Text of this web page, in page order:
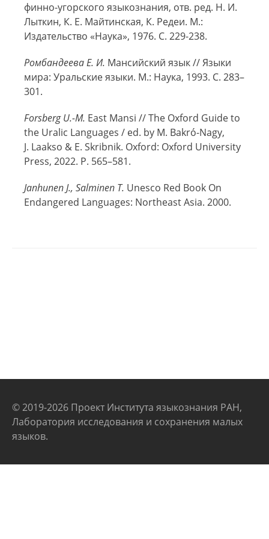
финно-угорского языкознания, отв. ред. Н. И.
Лыткин, К. Е. Майтинская, К. Редеи. М.:
Издательство «Наука», 1976. С. 229-238.
Ромбандеева Е. И. Мансийский язык // Языки
мира: Уральские языки. М.: Наука, 1993. С. 283–
301.
Forsberg U.-M. East Mansi // The Oxford Guide to
the Uralic Languages / ed. by M. Bakró-Nagy,
J. Laakso & E. Skribnik. Oxford: Oxford University
Press, 2022. P. 565–581.
Janhunen J., Salminen T. Unesco Red Book On
Endangered Languages: Northeast Asia. 2000.
© 2019-2026 Проект Института языкознания РАН,
Лаборатория исследования и сохранения малых
языков.